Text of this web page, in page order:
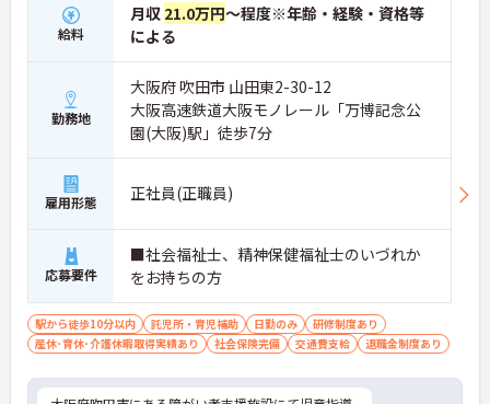
給料
月収 21.0万円～程度※年齢・経験・資格等
による
勤務地
大阪府 吹田市 山田東2-30-12
大阪高速鉄道大阪モノレール「万博記念公
園(大阪)駅」徒歩7分
雇用形態 正社員(正職員)
応募要件
■社会福祉士、精神保健福祉士のいづれか
をお持ちの方
駅から徒歩10分以内 託児所・育児補助 日勤のみ
研修制度あり
産休･育休･介護休暇取得実績あり
社会保険完備 交通費支給 退職金制度あり